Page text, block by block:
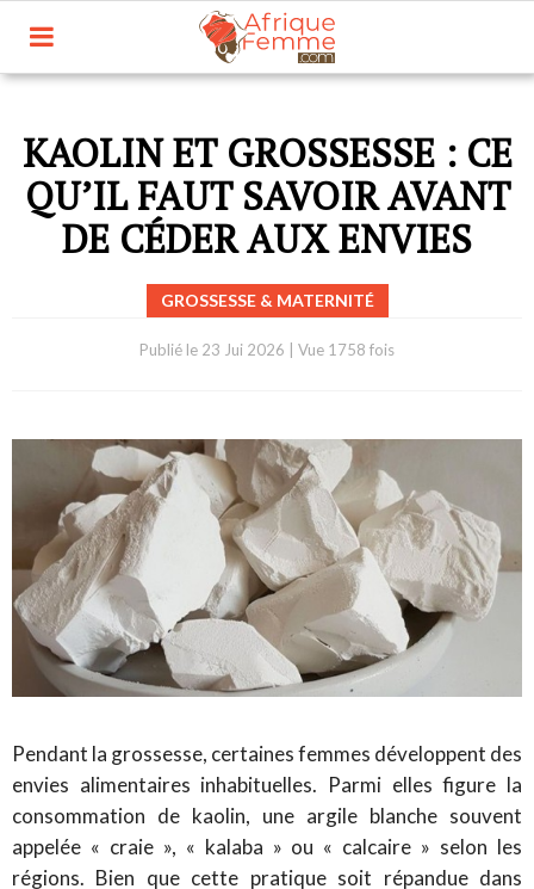
KAOLIN ET GROSSESSE : CE
QU’IL FAUT SAVOIR AVANT
DE CÉDER AUX ENVIES
GROSSESSE & MATERNITÉ
Publié le 23 Jui 2026 Vue 1758 fois
Pendant la grossesse, certaines femmes développent des
envies alimentaires inhabituelles. Parmi elles figure la
consommation de kaolin, une argile blanche souvent
appelée « craie », « kalaba » ou « calcaire » selon les
régions. Bien que cette pratique soit répandue dans